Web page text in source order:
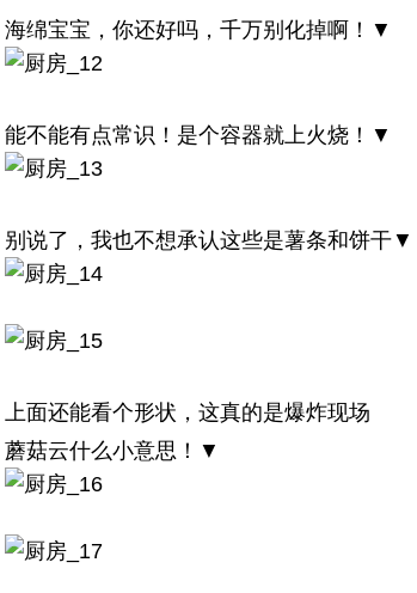
海绵宝宝，你还好吗，千万别化掉啊！▼
能不能有点常识！是个容器就上火烧！▼
别说了，我也不想承认这些是薯条和饼干▼
上面还能看个形状，这真的是爆炸现场
蘑菇云什么小意思！▼